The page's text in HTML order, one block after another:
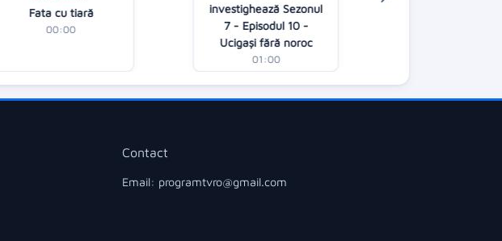
Fata cu tiară
00:00
investighează Sezonul
7 - Episodul 10 -
Ucigași fără noroc
01:00
Contact
Email: programtvro@gmail.com